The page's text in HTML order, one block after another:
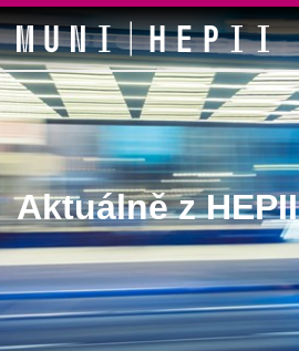
Aktuálně z HEPII